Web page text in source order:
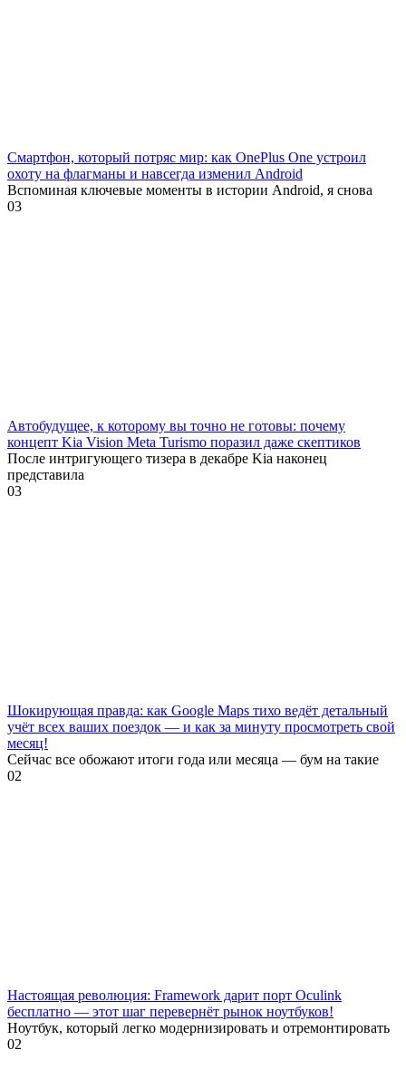
Смартфон, который потряс мир: как OnePlus One устроил
охоту на флагманы и навсегда изменил Android
Вспоминая ключевые моменты в истории Android, я снова
03
Автобудущее, к которому вы точно не готовы: почему
концепт Kia Vision Meta Turismo поразил даже скептиков
После интригующего тизера в декабре Kia наконец
представила
03
Шокирующая правда: как Google Maps тихо ведёт детальный
учёт всех ваших поездок — и как за минуту просмотреть свой
месяц!
Сейчас все обожают итоги года или месяца — бум на такие
02
Настоящая революция: Framework дарит порт Oculink
бесплатно — этот шаг перевернёт рынок ноутбуков!
Ноутбук, который легко модернизировать и отремонтировать
02